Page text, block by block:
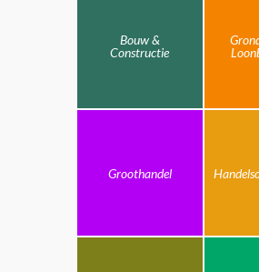
Bouw &
Constructie
Groothandel